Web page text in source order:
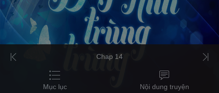
Chap 14
Mục lục Nội dung truyện